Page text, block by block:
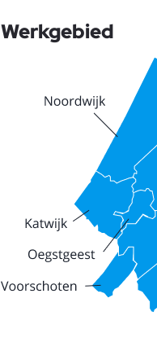
Werkgebied